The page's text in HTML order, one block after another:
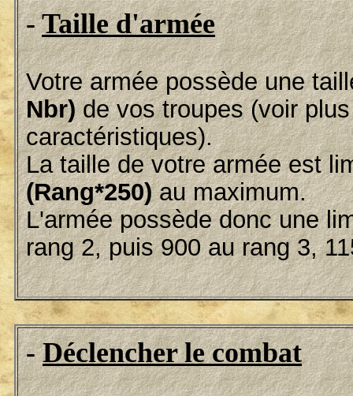
-Taille d'armée
Votre armée possède une
Nbr)de vos troupes (voir
caractéristiques).
La taille de votre armée est
(Rang*250)au maximum.
L'armée possède donc une
rang 2, puis 900 au rang 3,
-Déclencher le combat